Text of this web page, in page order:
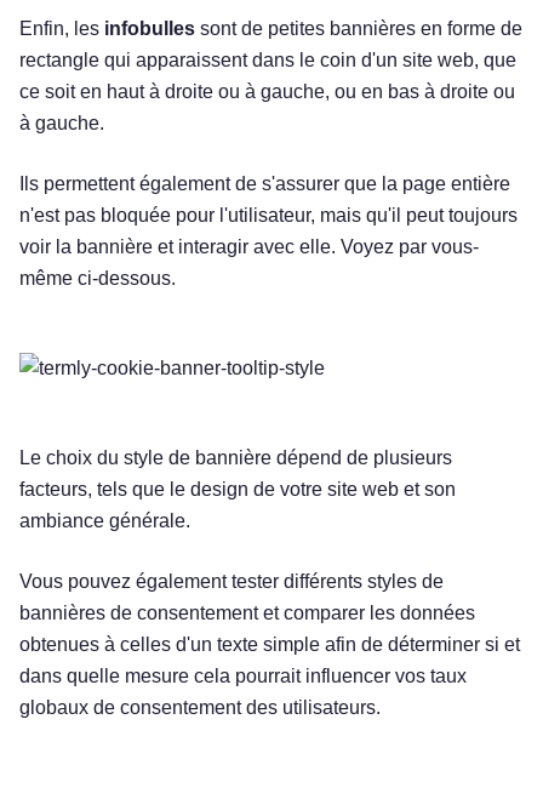
Enfin, les infobulles sont de petites bannières en forme de
rectangle qui apparaissent dans le coin d'un site web, que
ce soit en haut à droite ou à gauche, ou en bas à droite ou
à gauche.
Ils permettent également de s'assurer que la page entière
n'est pas bloquée pour l'utilisateur, mais qu'il peut toujours
voir la bannière et interagir avec elle. Voyez par vous-
même ci-dessous.
Le choix du style de bannière dépend de plusieurs
facteurs, tels que le design de votre site web et son
ambiance générale.
Vous pouvez également tester différents styles de
bannières de consentement et comparer les données
obtenues à celles d'un texte simple afin de déterminer si et
dans quelle mesure cela pourrait influencer vos taux
globaux de consentement des utilisateurs.